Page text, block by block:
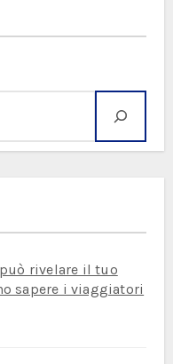
rivelare il tuo
sapere i viaggiatori